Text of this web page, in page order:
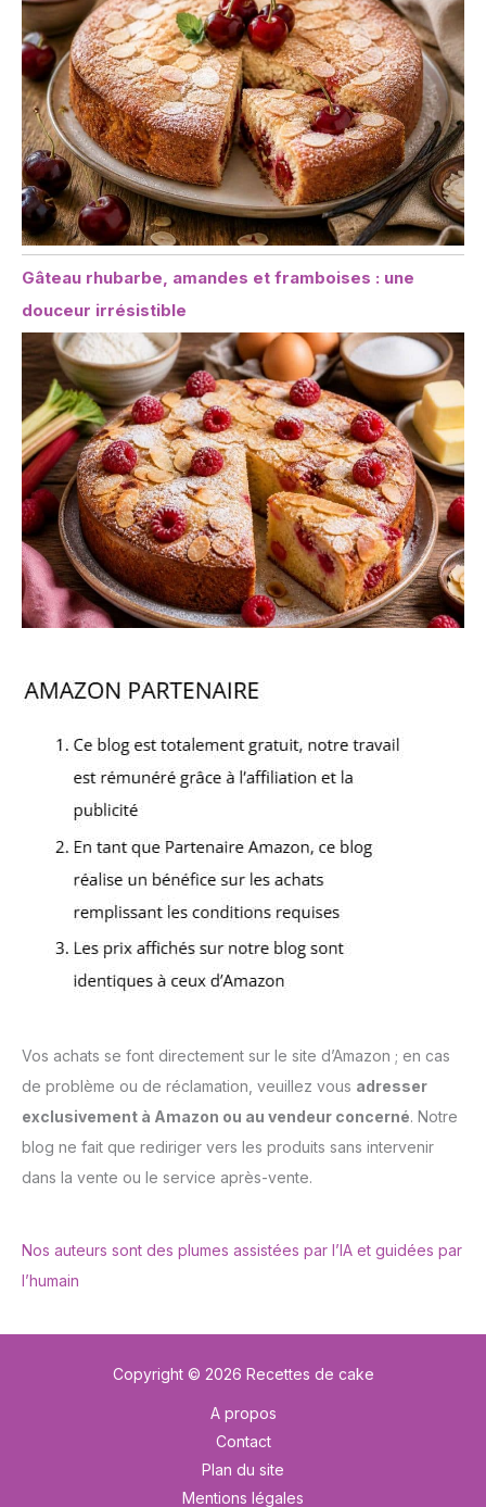
Gâteau rhubarbe, amandes et framboises : une
douceur irrésistible
Vos achats se font directement sur le site d’Amazon ; en cas
de problème ou de réclamation, veuillez vous adresser
exclusivement à Amazon ou au vendeur concerné. Notre
blog ne fait que rediriger vers les produits sans intervenir
dans la vente ou le service après-vente.
Nos auteurs sont des plumes assistées par l’IA et guidées par
l’humain
Copyright © 2026 Recettes de cake
A propos
Contact
Plan du site
Mentions légales